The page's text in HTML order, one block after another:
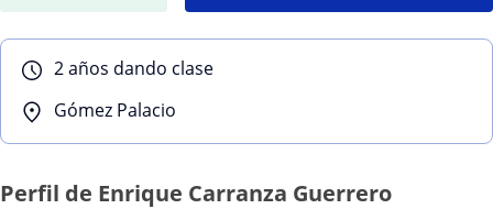
2 años dando clase
Gómez Palacio
Perfil de Enrique Carranza Guerrero